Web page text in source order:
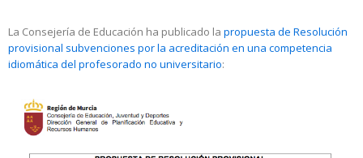
La Consejería de Educación ha publicado la propuesta de Resolución
provisional subvenciones por la acreditación en una competencia
idiomática del profesorado no universitario: